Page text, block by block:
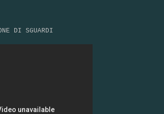
DI SGUARDI